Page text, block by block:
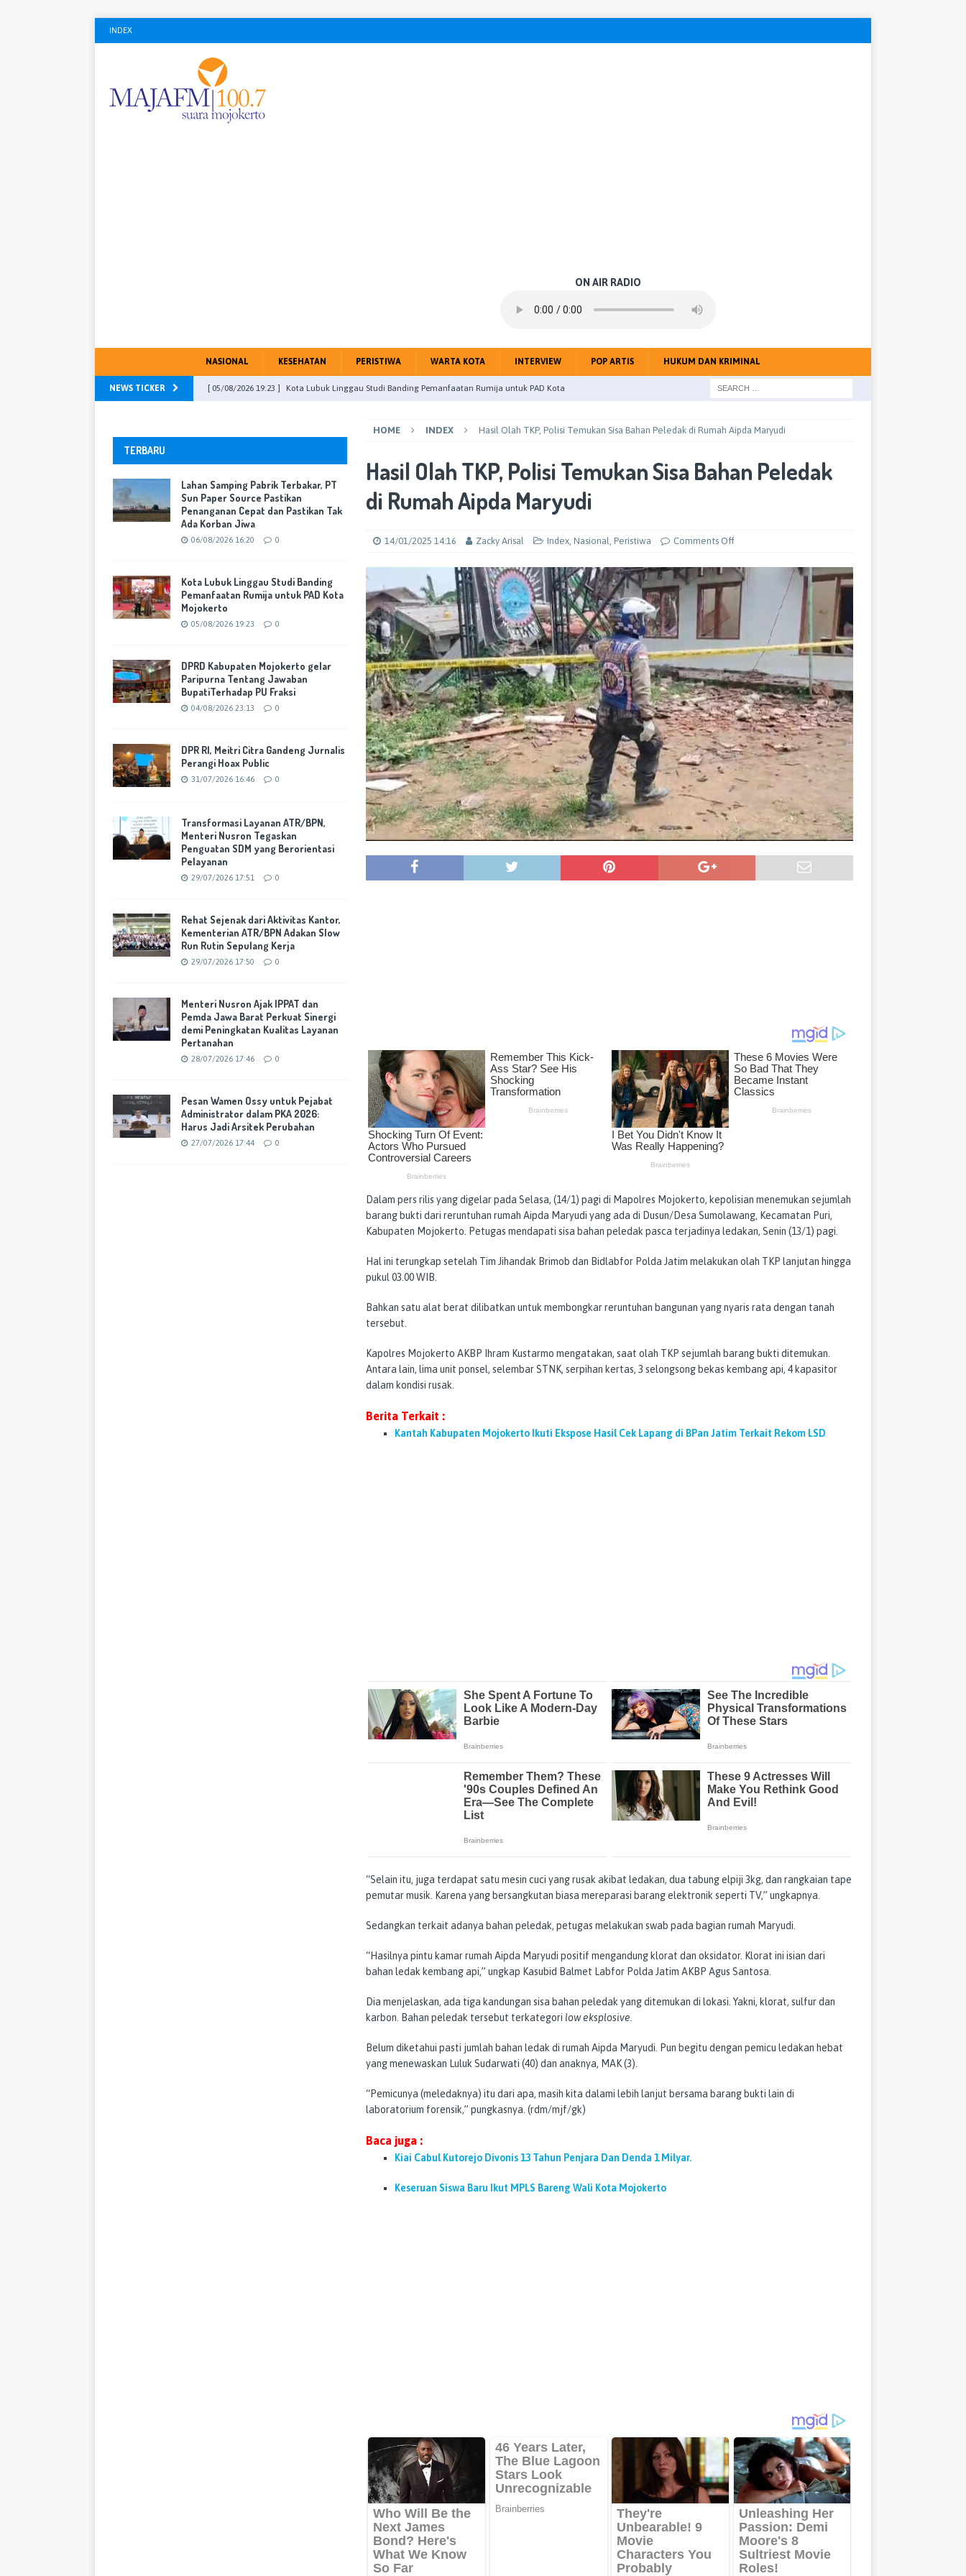
INDEX
ON AIR RADIO
NASIONAL KESEHATAN PERISTIWA WARTA KOTA INTERVIEW POP ARTIS HUKUM DAN KRIMINAL
NEWS TICKER [ 05/08/2026 19:23 ] Kota Lubuk Linggau Studi Banding Pemanfaatan Rumija untuk PAD Kota
DPRD Kabupaten Mojokerto gelar Paripurna Tentang Jawaban BupatiTerhadap
[ 31/07/2026 16:46 ] DPR RI, Meitri Citra Gandeng Jurnalis Perangi Hoax Public NASIONAL
[ 29/07/2026 17:51 ] Transformasi Layanan ATR/BPN, Menteri Nusron Tegaskan Penguatan SDM
Cepat dan Pastikan Tak Ada Korban Jiwa
HOME INDEX Hasil Olah TKP, Polisi Temukan Sisa Bahan Peledak di Rumah Aipda Maryudi
Hasil Olah TKP, Polisi Temukan Sisa Bahan Peledak
di Rumah Aipda Maryudi
14/01/2025 14:16 Zacky Arisal Index, Nasional, Peristiwa Comments Off
Dalam pers rilis yang digelar pada Selasa, (14/1) pagi di Mapolres Mojokerto, kepolisian menemukan sejumlah
barang bukti dari reruntuhan rumah Aipda Maryudi yang ada di Dusun/Desa Sumolawang, Kecamatan Puri,
Kabupaten Mojokerto. Petugas mendapati sisa bahan peledak pasca terjadinya ledakan, Senin (13/1) pagi.
Hal ini terungkap setelah Tim Jihandak Brimob dan Bidlabfor Polda Jatim melakukan olah TKP lanjutan hingga
pukul 03.00 WIB.
Bahkan satu alat berat dilibatkan untuk membongkar reruntuhan bangunan yang nyaris rata dengan tanah
tersebut.
Kapolres Mojokerto AKBP Ihram Kustarmo mengatakan, saat olah TKP sejumlah barang bukti ditemukan.
Antara lain, lima unit ponsel, selembar STNK, serpihan kertas, 3 selongsong bekas kembang api, 4 kapasitor
dalam kondisi rusak.
Berita Terkait :
Kantah Kabupaten Mojokerto Ikuti Ekspose Hasil Cek Lapang di BPan Jatim Terkait Rekom LSD
“Selain itu, juga terdapat satu mesin cuci yang rusak akibat ledakan, dua tabung elpiji 3kg, dan rangkaian tape
pemutar musik. Karena yang bersangkutan biasa mereparasi barang elektronik seperti TV,” ungkapnya.
Sedangkan terkait adanya bahan peledak, petugas melakukan swab pada bagian rumah Maryudi.
“Hasilnya pintu kamar rumah Aipda Maryudi positif mengandung klorat dan oksidator. Klorat ini isian dari
bahan ledak kembang api,” ungkap Kasubid Balmet Labfor Polda Jatim AKBP Agus Santosa.
Dia menjelaskan, ada tiga kandungan sisa bahan peledak yang ditemukan di lokasi. Yakni, klorat, sulfur dan
karbon. Bahan peledak tersebut terkategori low eksplosive.
Belum diketahui pasti jumlah bahan ledak di rumah Aipda Maryudi. Pun begitu dengan pemicu ledakan hebat
yang menewaskan Luluk Sudarwati (40) dan anaknya, MAK (3).
“Pemicunya (meledaknya) itu dari apa, masih kita dalami lebih lanjut bersama barang bukti lain di
laboratorium forensik,” pungkasnya. (rdm/mjf/gk)
Baca juga :
Kiai Cabul Kutorejo Divonis 13 Tahun Penjara Dan Denda 1 Milyar.
Keseruan Siswa Baru Ikut MPLS Bareng Wali Kota Mojokerto
TERBARU
Lahan Samping Pabrik Terbakar, PT
Sun Paper Source Pastikan
Penanganan Cepat dan Pastikan Tak
Ada Korban Jiwa
06/08/2026 16:20 0
Kota Lubuk Linggau Studi Banding
Pemanfaatan Rumija untuk PAD Kota
Mojokerto
05/08/2026 19:23 0
DPRD Kabupaten Mojokerto gelar
Paripurna Tentang Jawaban
BupatiTerhadap PU Fraksi
04/08/2026 23:13 0
DPR RI, Meitri Citra Gandeng Jurnalis
Perangi Hoax Public
31/07/2026 16:46 0
Transformasi Layanan ATR/BPN,
Menteri Nusron Tegaskan
Penguatan SDM yang Berorientasi
Pelayanan
29/07/2026 17:51 0
Rehat Sejenak dari Aktivitas Kantor,
Kementerian ATR/BPN Adakan Slow
Run Rutin Sepulang Kerja
29/07/2026 17:50 0
Menteri Nusron Ajak IPPAT dan
Pemda Jawa Barat Perkuat Sinergi
demi Peningkatan Kualitas Layanan
Pertanahan
28/07/2026 17:46 0
Pesan Wamen Ossy untuk Pejabat
Administrator dalam PKA 2026:
Harus Jadi Arsitek Perubahan
27/07/2026 17:44 0